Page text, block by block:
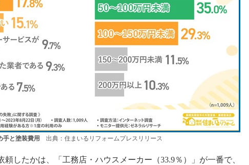
手と塗装費用 出典：住まいるリフォームプレスリリース
したかは、「工務店・ハウスメーカー（33.9％）」が一番で、